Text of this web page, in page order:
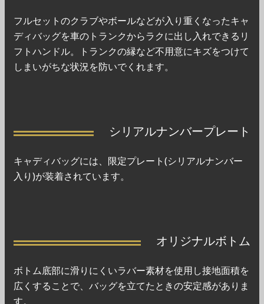
フルセットのクラブやボールなどが入り重くなったキャ
ディバッグを車のトランクからラクに出し入れできるリ
フトハンドル。トランクの縁など不用意にキズをつけて
しまいがちな状況を防いでくれます。
シリアルナンバープレート
キャディバッグには、限定プレート(シリアルナンバー
入り)が装着されています。
オリジナルボトム
ボトム底部に滑りにくいラバー素材を使用し接地面積を
広くすることで、バッグを立てたときの安定感がありま
す。